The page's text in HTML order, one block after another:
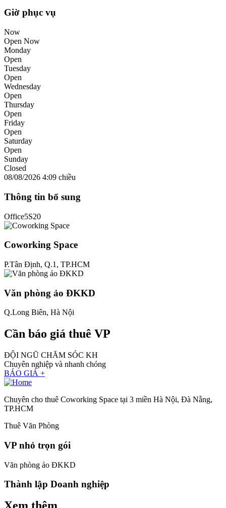
Giờ phục vụ
Now
Open Now
Monday
Open
Tuesday
Open
Wednesday
Open
Thursday
Open
Friday
Open
Saturday
Open
Sunday
Closed
08/08/2026 4:09 chiều
Thông tin bổ sung
Office5S20
Coworking Space
P.Tân Định, Q.1, TP.HCM
Văn phòng ảo ĐKKD
Q.Long Biên, Hà Nội
Cần báo giá thuê VP
ĐỘI NGŨ CHĂM SÓC KH
Chuyên nghiệp và nhanh chóng
BÁO GIÁ +
Chuyên cho thuê Coworking Space tại 3 miền Hà Nội, Đà Nẵng,
TP.HCM
Thuê Văn Phòng
VP nhỏ trọn gói
Văn phòng ảo ĐKKD
Thành lập Doanh nghiệp